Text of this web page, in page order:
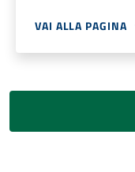
VAI ALLA PAGINA